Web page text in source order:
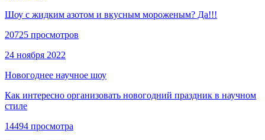
Шоу с жидким азотом и вкусным мороженым? Да!!!
20725 просмотров
24 ноября 2022
Новогоднее научное шоу
Как интересно организовать новогодний праздник в научном
стиле
14494 просмотра